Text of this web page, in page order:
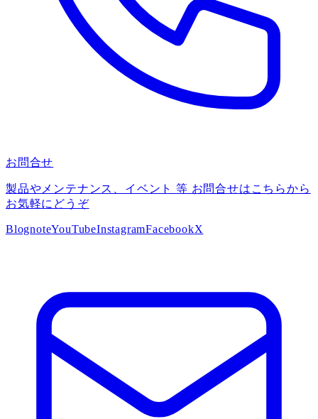
お問合せ
製品やメンテナンス、イベント 等 お問合せはこちらから
お気軽にどうぞ
BlognoteYouTubeInstagramFacebookX